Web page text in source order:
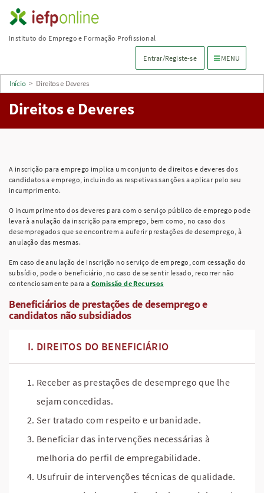
Saltar
para
principal
Instituto do Emprego e Formação Profissional
Entrar/Registe-se Menu de
MENU
Início > Direitos e Deveres
Direitos e Deveres
A inscrição para emprego implica um conjunto de direitos e deveres dos
candidatos a emprego, incluindo as respetivas sanções a aplicar pelo seu
incumprimento.
O incumprimento dos deveres para com o serviço público de emprego pode
levar à anulação da inscrição para emprego, bem como, no caso dos
desempregados que se encontrem a auferir prestações de desemprego, à
anulação das mesmas.
Em caso de anulação de inscrição no serviço de emprego, com cessação do
subsídio, pode o beneficiário, no caso de se sentir lesado, recorrer não
contenciosamente para a Comissão de Recursos
Beneficiários de prestações de desemprego e
candidatos não subsidiados
DIREITOS DO BENEFICIÁRIO
Receber as prestações de desemprego que lhe
sejam concedidas.
Ser tratado com respeito e urbanidade.
Beneficiar das intervenções necessárias à
melhoria do perfil de empregabilidade.
Usufruir de intervenções técnicas de qualidade.